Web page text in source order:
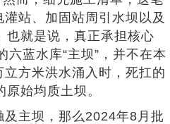
站、加固站周引水坝以及
也就是说，真正承担核心
蓝水库“主坝”，并不在本
方米洪水涌入时，死扛的
始均质土坝。
主坝，那么2024年8月批